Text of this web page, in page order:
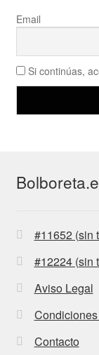
Email
Si continúas,
#11652 (sin
#12224 (sin
Aviso Legal
Contacto